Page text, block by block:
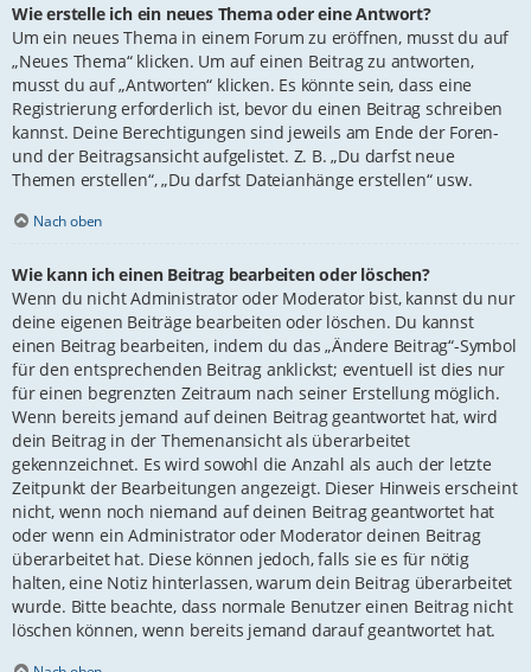
Wie erstelle ich ein neues Thema oder eine Antwort?
Um ein neues Thema in einem Forum zu eröffnen, musst du auf
„Neues Thema“ klicken. Um auf einen Beitrag zu antworten,
musst du auf „Antworten“ klicken. Es könnte sein, dass eine
Registrierung erforderlich ist, bevor du einen Beitrag schreiben
kannst. Deine Berechtigungen sind jeweils am Ende der Foren-
und der Beitragsansicht aufgelistet. Z. B. „Du darfst neue
Themen erstellen“, „Du darfst Dateianhänge erstellen“ usw.
Nach oben
Wie kann ich einen Beitrag bearbeiten oder löschen?
Wenn du nicht Administrator oder Moderator bist, kannst du nur
deine eigenen Beiträge bearbeiten oder löschen. Du kannst
einen Beitrag bearbeiten, indem du das „Ändere Beitrag“-Symbol
für den entsprechenden Beitrag anklickst; eventuell ist dies nur
für einen begrenzten Zeitraum nach seiner Erstellung möglich.
Wenn bereits jemand auf deinen Beitrag geantwortet hat, wird
dein Beitrag in der Themenansicht als überarbeitet
gekennzeichnet. Es wird sowohl die Anzahl als auch der letzte
Zeitpunkt der Bearbeitungen angezeigt. Dieser Hinweis erscheint
nicht, wenn noch niemand auf deinen Beitrag geantwortet hat
oder wenn ein Administrator oder Moderator deinen Beitrag
überarbeitet hat. Diese können jedoch, falls sie es für nötig
halten, eine Notiz hinterlassen, warum dein Beitrag überarbeitet
wurde. Bitte beachte, dass normale Benutzer einen Beitrag nicht
löschen können, wenn bereits jemand darauf geantwortet hat.